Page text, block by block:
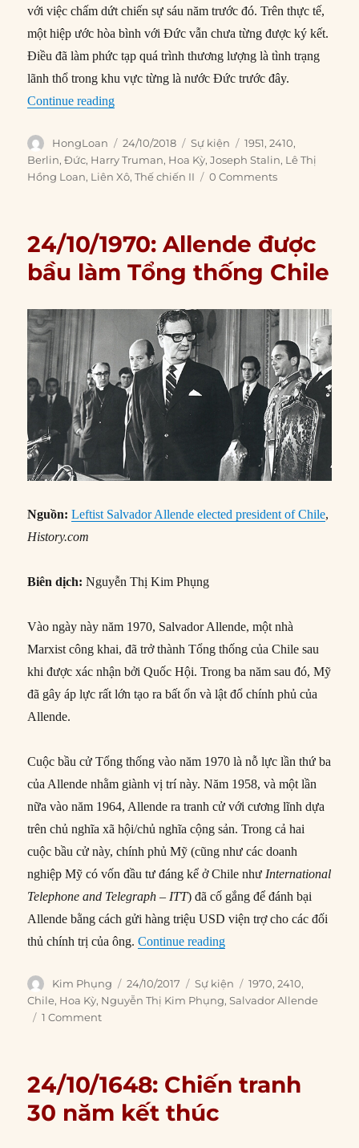
với việc chấm dứt chiến sự sáu năm trước đó. Trên thực tế,
một hiệp ước hòa bình với Đức vẫn chưa từng được ký kết.
Điều đã làm phức tạp quá trình thương lượng là tình trạng
lãnh thổ trong khu vực từng là nước Đức trước đây.
Continue reading“24/10/1951: Chiến tranh với Đức chính thức
Author
HongLoan
Posted
on
24/10/2018 Categories
Sự kiện Tags
1951,2410,
Berlin,Đức, Harry Truman, Hoa Kỳ,Joseph Stalin, Lê Thị
Hồng Loan, Liên Xô,Thế chiến II 0 Comments
24/10/1970: Allende được
bầu làm Tổng thống Chile
Nguồn: Leftist Salvador Allende elected president of Chile,
History.com
Biên dịch: Nguyễn Thị Kim Phụng
Vào ngày này năm 1970, Salvador Allende, một nhà
Marxist công khai, đã trở thành Tổng thống của Chile sau
khi được xác nhận bởi Quốc Hội. Trong ba năm sau đó, Mỹ
đã gây áp lực rất lớn tạo ra bất ổn và lật đổ chính phủ của
Allende.
Cuộc bầu cử Tổng thống vào năm 1970 là nỗ lực lần thứ ba
của Allende nhằm giành vị trí này. Năm 1958, và một lần
nữa vào năm 1964, Allende ra tranh cử với cương lĩnh dựa
trên chủ nghĩa xã hội/chủ nghĩa cộng sản. Trong cả hai
cuộc bầu cử này, chính phủ Mỹ (cũng như các doanh
nghiệp Mỹ có vốn đầu tư đáng kể ở Chile như International
Telephone and Telegraph – ITT) đã cố gắng để đánh bại
Allende bằng cách gửi hàng triệu USD viện trợ cho các đối
thủ chính trị của ông.Continue reading“24/10/1970: Allende
Author
Kim Phụng
Posted
on
24/10/2017 Categories
Sự kiện Tags
1970,2410,
Chile, Hoa Kỳ, Nguyễn Thị Kim Phụng,Salvador Allende
1 Comment
24/10/1648: Chiến tranh
30 năm kết thúc